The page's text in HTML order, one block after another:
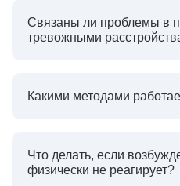
Связаны ли проблемы в
тревожными
Какими методами
Что делать, если
физически не реагирует?